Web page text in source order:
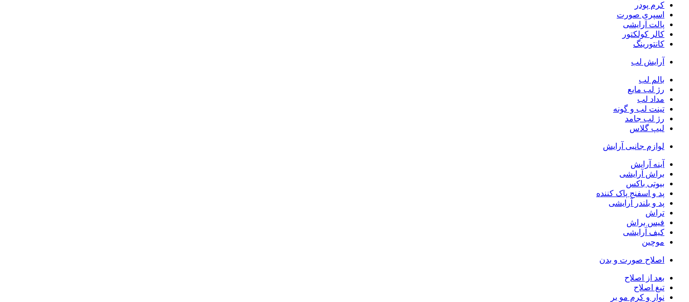
کرم پودر
اسپری صورت
پالت آرایشی
کالر کولکتور
کانتورینگ
آرایش لب
بالم لب
رژ لب مایع
مداد لب
تینت لب و گونه
رژ لب جامد
لیپ گلاس
لوازم جانبی آرایش
آینه آرایش
براش آرایشی
بیوتی باکس
پد و اسفنج پاک کننده
پد و بلندر آرایشی
تراش
فیس براش
کیف آرایشی
موچین
اصلاح صورت و بدن
بعد از اصلاح
تیغ اصلاح
نوار و کرم مو بر